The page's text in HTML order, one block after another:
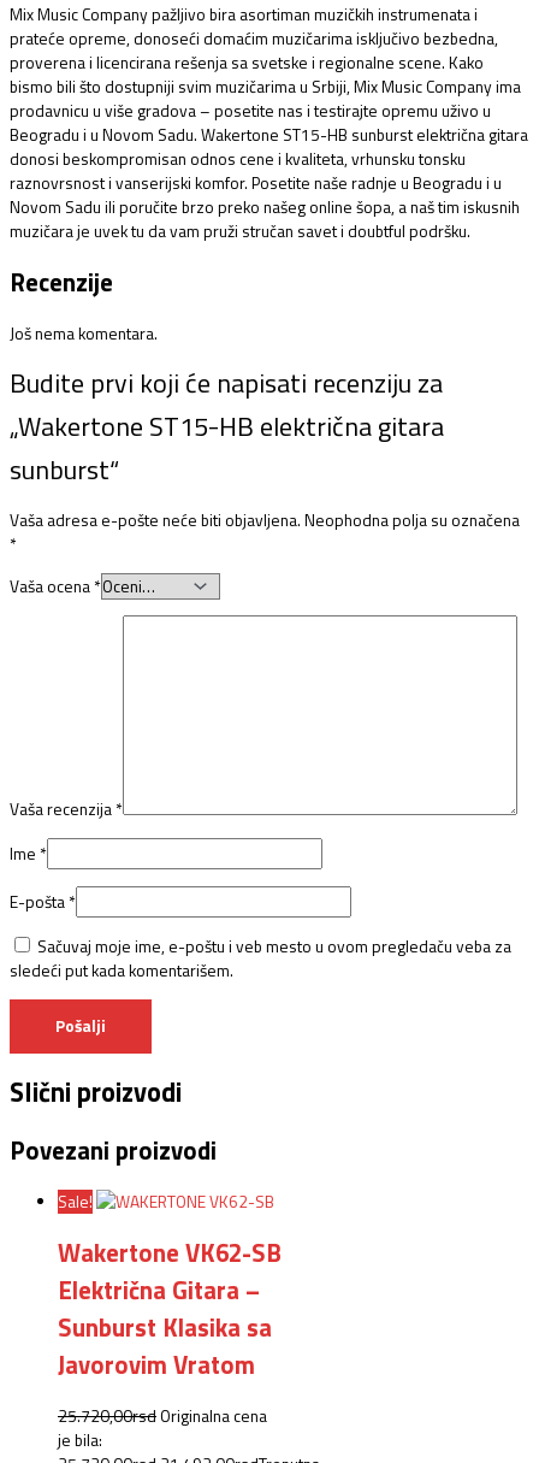
Mix Music Company pažljivo bira asortiman muzičkih instrumenata i
prateće opreme, donoseći domaćim muzičarima isključivo bezbedna,
proverena i licencirana rešenja sa svetske i regionalne scene. Kako
bismo bili što dostupniji svim muzičarima u Srbiji, Mix Music Company ima
prodavnicu u više gradova – posetite nas i testirajte opremu uživo u
Beogradu i u Novom Sadu. Wakertone ST15-HB sunburst električna gitara
donosi beskompromisan odnos cene i kvaliteta, vrhunsku tonsku
raznovrsnost i vanserijski komfor. Posetite naše radnje u Beogradu i u
Novom Sadu ili poručite brzo preko našeg online šopa, a naš tim iskusnih
muzičara je uvek tu da vam pruži stručan savet i doubtful podršku.
Recenzije
Još nema komentara.
Budite prvi koji će napisati recenziju za
„Wakertone ST15-HB električna gitara
sunburst“
Vaša adresa e-pošte neće biti objavljena. Neophodna polja su označena
*
Vaša ocena *
Vaša recenzija *
Ime *
E-pošta *
Sačuvaj moje ime, e-poštu i veb mesto u ovom pregledaču veba za
sledeći put kada komentarišem.
Slični proizvodi
Povezani proizvodi
Sale!
Wakertone VK62-SB
Električna Gitara –
Sunburst Klasika sa
Javorovim Vratom
25.720,00rsd Originalna cena
je bila: